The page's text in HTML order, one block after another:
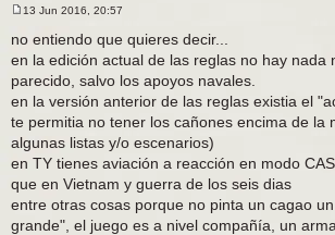
n
s
j
e
13 Jun 2016, 20:57
no entiendo que quieres decir...
en la edición actual de las reglas no hay nada
parecido, salvo los apoyos navales.
en la versión anterior de las reglas existia el
te permitia no tener los cañones encima de la
algunas listas y/o escenarios)
en TY tienes aviación a reacción en modo
que en Vietnam y guerra de los seis dias
entre otras cosas porque no pinta un cagao
grande", el juego es a nivel compañía, un